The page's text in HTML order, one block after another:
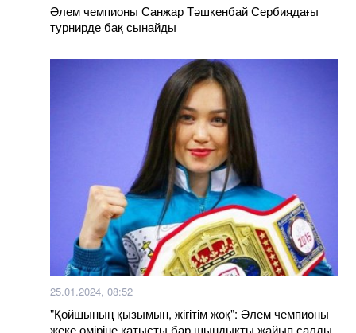
Әлем чемпионы Санжар Тәшкенбай Сербиядағы
турнирде бақ сынайды
25.01.2024, 08:52
"Қойшының қызымын, жігітім жоқ": Әлем чемпионы
жеке өміріне қатысты бар шындықты жайып салды